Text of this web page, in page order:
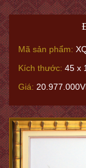
Mã sản phẩm:
Kích thước: 45 x
Giá: